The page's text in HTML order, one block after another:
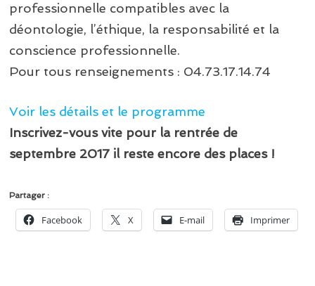
professionnelle compatibles avec la
déontologie, l’éthique, la responsabilité et la
conscience professionnelle.
Pour tous renseignements : 04.73.17.14.74
Voir les détails et le programme
Inscrivez-vous vite pour la rentrée de
septembre 2017 il reste encore des places !
Partager :
Facebook X E-mail Imprimer